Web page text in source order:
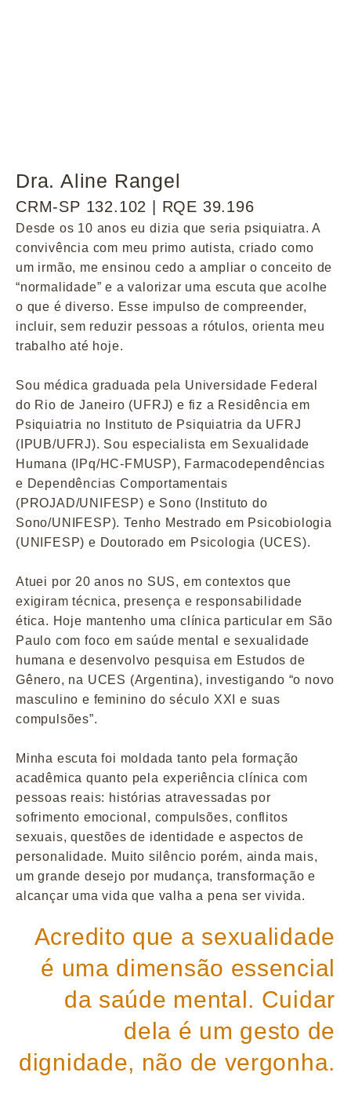
Dra. Aline Rangel
CRM-SP 132.102 | RQE 39.196
Desde os 10 anos eu dizia que seria psiquiatra. A
convivência com meu primo autista, criado como
um irmão, me ensinou cedo a ampliar o conceito de
“normalidade” e a valorizar uma escuta que acolhe
o que é diverso. Esse impulso de compreender,
incluir, sem reduzir pessoas a rótulos, orienta meu
trabalho até hoje.
Sou médica graduada pela Universidade Federal
do Rio de Janeiro (UFRJ) e fiz a Residência em
Psiquiatria no Instituto de Psiquiatria da UFRJ
(IPUB/UFRJ). Sou especialista em Sexualidade
Humana (IPq/HC-FMUSP), Farmacodependências
e Dependências Comportamentais
(PROJAD/UNIFESP) e Sono (Instituto do
Sono/UNIFESP). Tenho Mestrado em Psicobiologia
(UNIFESP) e Doutorado em Psicologia (UCES).
Atuei por 20 anos no SUS, em contextos que
exigiram técnica, presença e responsabilidade
ética. Hoje mantenho uma clínica particular em São
Paulo com foco em saúde mental e sexualidade
humana e desenvolvo pesquisa em Estudos de
Gênero, na UCES (Argentina), investigando “o novo
masculino e feminino do século XXI e suas
compulsões”.
Minha escuta foi moldada tanto pela formação
acadêmica quanto pela experiência clínica com
pessoas reais: histórias atravessadas por
sofrimento emocional, compulsões, conflitos
sexuais, questões de identidade e aspectos de
personalidade. Muito silêncio porém, ainda mais,
um grande desejo por mudança, transformação e
alcançar uma vida que valha a pena ser vivida.
Acredito que a sexualidade
é uma dimensão essencial
da saúde mental. Cuidar
dela é um gesto de
dignidade, não de vergonha.